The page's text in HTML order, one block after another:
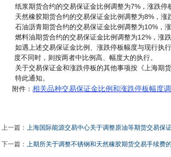
纸浆期货合约的交易保证金比例调整为7% ，涨跌停
天然橡胶期货合约的交易保证金比例调整为8% ，
石油沥青期货合约的交易保证金比例调整为10% ，
燃料油期货合约的交易保证金比例调整为12% ，涨
如遇上述交易保证金比例、涨跌停板幅度与现行执
度不同时，则按两者中比例高、幅度大的执行。
关于交易保证金和涨跌停板的其他事项按《上海期
特此通知。
附件： 相关品种交易保证金比例和涨跌停板幅度
上一篇： 上海国际能源交易中心关于调整原油等期货交易保
下一篇： 上期所关于调整不锈钢和天然橡胶期货交易手续费